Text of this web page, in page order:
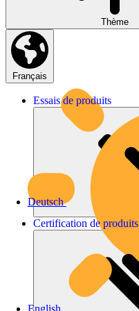
Thème
Français
Deutsch
English
Essais de produits
Certification de produits